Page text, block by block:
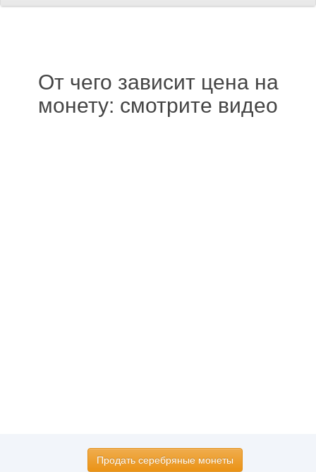
От чего зависит цена на
монету: смотрите видео
Продать серебряные монеты